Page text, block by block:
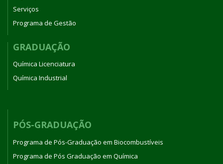
Serviços
Programa de Gestão
GRADUAÇÃO
Química Licenciatura
Química Industrial
PÓS-GRADUAÇÃO
Programa de Pós-Graduação em Biocombustíveis
Programa de Pós Graduação em Química